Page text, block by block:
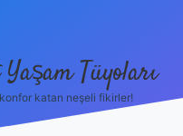
Tüyoları
katan neşeli fikirler!